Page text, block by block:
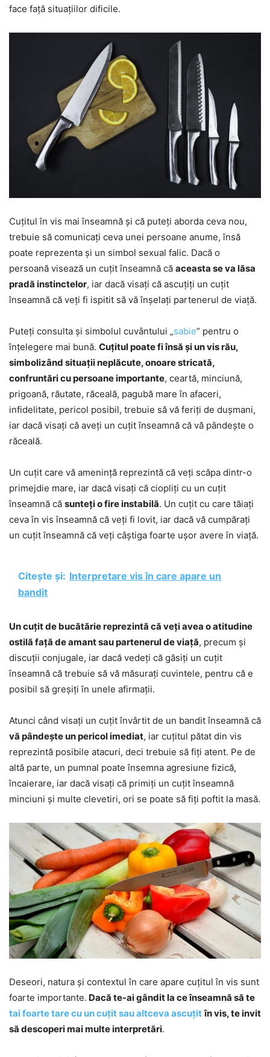
face față situațiilor dificile.
Cuțitul în vis mai înseamnă și că puteți aborda ceva nou,
trebuie să comunicați ceva unei persoane anume, însă
poate reprezenta și un simbol sexual falic. Dacă o
persoană visează un cuțit înseamnă că aceasta se va lăsa
pradă instinctelor, iar dacă visați că ascuțiți un cuțit
înseamnă că veți fi ispitit să vă înșelați partenerul de viață.
Puteți consulta și simbolul cuvântului „sabie” pentru o
înțelegere mai bună. Cuțitul poate fi însă și un vis rău,
simbolizând situații neplăcute, onoare stricată,
confruntări cu persoane importante, ceartă, minciună,
prigoană, răutate, răceală, pagubă mare în afaceri,
infidelitate, pericol posibil, trebuie să vă feriți de dușmani,
iar dacă visați că aveți un cuțit înseamnă că vă pândește o
răceală.
Un cuțit care vă amenință reprezintă că veți scăpa dintr-o
primejdie mare, iar dacă visați că ciopliți cu un cuțit
înseamnă că sunteți o fire instabilă. Un cuțit cu care tăiați
ceva în vis înseamnă că veți fi lovit, iar dacă vă cumpărați
un cuțit înseamnă că veți câștiga foarte ușor avere în viață.
Citește și: Interpretare vis în care apare un
bandit
Un cuțit de bucătărie reprezintă că veți avea o atitudine
ostilă față de amant sau partenerul de viață, precum și
discuții conjugale, iar dacă vedeți că găsiți un cuțit
înseamnă că trebuie să vă măsurați cuvintele, pentru că e
posibil să greșiți în unele afirmații.
Atunci când visați un cuțit învârtit de un bandit înseamnă că
vă pândește un pericol imediat, iar cuțitul pătat din vis
reprezintă posibile atacuri, deci trebuie să fiți atent. Pe de
altă parte, un pumnal poate însemna agresiune fizică,
încaierare, iar dacă visați că primiți un cuțit înseamnă
minciuni și multe clevetiri, ori se poate să fiți poftit la masă.
Deseori, natura și contextul în care apare cuțitul în vis sunt
foarte importante. Dacă te-ai gândit la ce înseamnă să te
tai foarte tare cu un cuțit sau altceva ascuțit în vis, te invit
să descoperi mai multe interpretări.